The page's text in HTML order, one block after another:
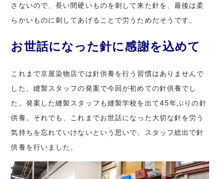
さないので、長い間硬いものを刺して来た針を、最後は柔
らかいものに刺してあげることで労うためだそうです。
お世話になった針に感謝を込めて
これまで京屋染物店では針供養を行う習慣はありませんで
した、縫製スタッフの発案で今回が初めての針供養でし
た。発案した縫製スタッフも縫製学校を出て45年ぶりの針
供養。それでも、これまでお世話になった大切な針を労う
気持ちを忘れていけないという思いで、スタッフ総出で針
供養を行いました。